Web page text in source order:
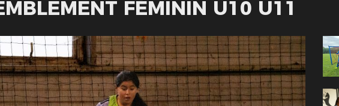
FÉMININ U10 U11